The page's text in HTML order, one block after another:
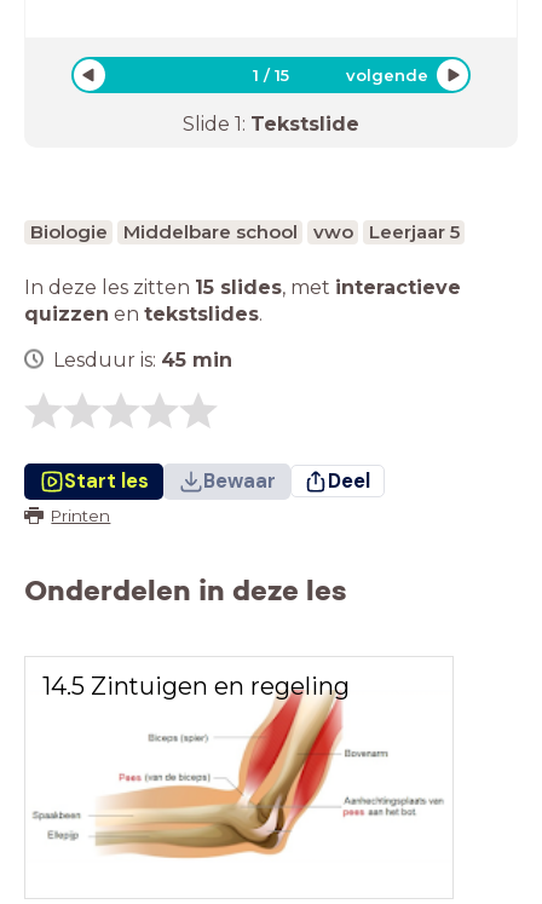
1 /15 volgende
Slide 1: Tekstslide
Biologie Middelbare school vwo Leerjaar 5
In deze les zitten 15 slides, met interactieve
quizzen en tekstslides.
Lesduur is: 45 min
Start les Bewaar Deel
Printen
Onderdelen in deze les
14.5 Zintuigen en regeling